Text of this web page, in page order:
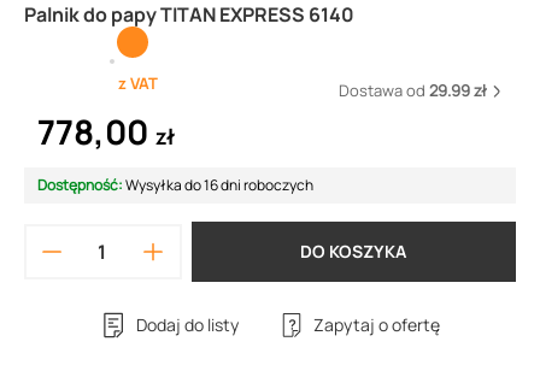
Palnik do papy TITAN EXPRESS 6140
z VAT Dostawa od 29.99 zł
778,00 zł
Dostępność:Wysyłka do 16 dni roboczych
DO KOSZYKA
Dodaj do listy Zapytaj o ofertę